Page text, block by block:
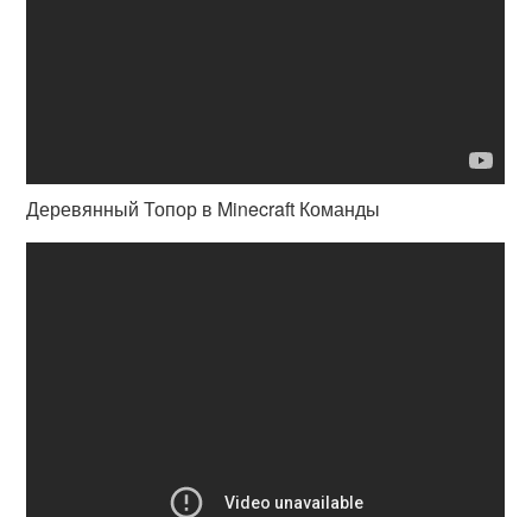
Деревянный Топор в Minecraft Команды